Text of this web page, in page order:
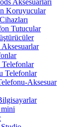
Aksesuarları
Koruyucular
Tutucular
Telefonlar
Telefonlar
Aksesuar